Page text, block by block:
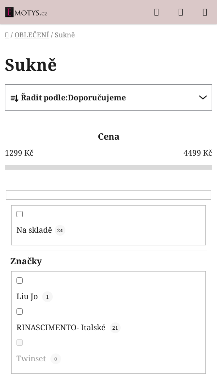
Přejít
na
obsah
Hledat
KOŠÍK
Domů
/ OBLEČENÍ / Sukně
Sukně
Ř
a
z
í
p
o
d
ů
Řadit podle:Doporučujeme
Cena
1299 Kč 4499 Kč
Na skladě 24
Značky
Liu Jo 1
RINASCIMENTO- Italské 21
Twinset 0